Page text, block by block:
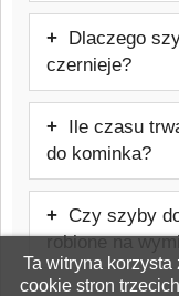
Ta witryna
cookie stron
W wielu
możliwa
zachować
zaleceń
rozważyć
weźmie
montaż
Dlaczego
czernieje?
Najczęstszą
wykonany
użytkowanie
lub
Ile czasu
do kominka?
Czas
kilku do
Czy szyby
robione na
Tak, szyby